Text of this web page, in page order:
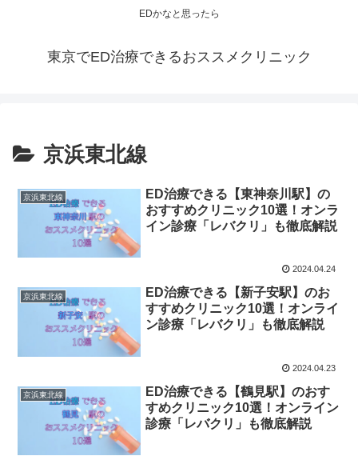
EDかなと思ったら
東京でED治療できるおススメクリニック
京浜東北線
京浜東北線
ED治療できる【東神奈川駅】の
おすすめクリニック10選！オンラ
イン診療「レバクリ」も徹底解説
2024.04.24
京浜東北線
ED治療できる【新子安駅】のお
すすめクリニック10選！オンライ
ン診療「レバクリ」も徹底解説
2024.04.23
京浜東北線
ED治療できる【鶴見駅】のおす
すめクリニック10選！オンライン
診療「レバクリ」も徹底解説